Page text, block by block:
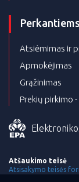
Atsiėmimas ir
Apmokėjimas
Grąžinimas
Prekių pirkimo
Atšaukimo teisė
Atsisakymo teisės